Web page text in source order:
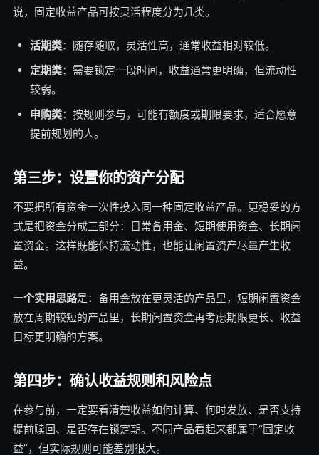
说，固定收益产品可按灵活程度分为几类。
活期类：随存随取，灵活性高，通常收益相对较低。
定期类：需要锁定一段时间，收益通常更明确，但流动性
较弱。
申购类：按规则参与，可能有额度或期限要求，适合愿意
提前规划的人。
第三步：设置你的资产分配
不要把所有资金一次性投入同一种固定收益产品。更稳妥的方
式是把资金分成三部分：日常备用金、短期使用资金、长期闲
置资金。这样既能保持流动性，也能让闲置资产尽量产生收
益。
一个实用思路是：备用金放在更灵活的产品里，短期闲置资金
放在周期较短的产品里，长期闲置资金再考虑期限更长、收益
目标更明确的方案。
第四步：确认收益规则和风险点
在参与前，一定要看清楚收益如何计算、何时发放、是否支持
提前赎回、是否存在锁定期。不同产品看起来都属于“固定收
益”，但实际规则可能差别很大。